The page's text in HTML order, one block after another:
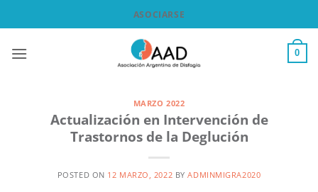
al
ASOCIARSE
0
MARZO 2022
Actualización en Intervención de
Trastornos de la Deglución
POSTED ON 12 MARZO, 2022 BYADMINMIGRA2020